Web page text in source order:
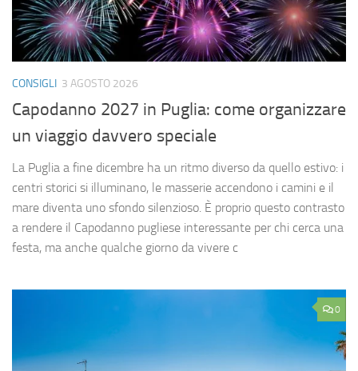
CONSIGLI 3 AGOSTO 2026
Capodanno 2027 in Puglia: come organizzare
un viaggio davvero speciale
La Puglia a fine dicembre ha un ritmo diverso da quello estivo: i
centri storici si illuminano, le masserie accendono i camini e il
mare diventa uno sfondo silenzioso. È proprio questo contrasto
a rendere il Capodanno pugliese interessante per chi cerca una
festa, ma anche qualche giorno da vivere c
0